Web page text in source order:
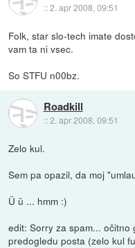
::2. apr 2008, 09:51
Folk, star slo-tech imate
vam ta ni vsec.
So STFU n00bz.
Roadkill
::2. apr 2008, 09:51
Zelo kul.
Sem pa opazil, da moj
Ü ü ... hmm :)
edit: Sorry za spam...
predogledu posta (zelo kul